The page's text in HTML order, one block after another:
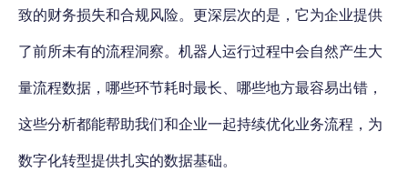
致的财务损失和合规风险。更深层次的是，它为企业提供
了前所未有的流程洞察。机器人运行过程中会自然产生大
量流程数据，哪些环节耗时最长、哪些地方最容易出错，
这些分析都能帮助我们和企业一起持续优化业务流程，为
数字化转型提供扎实的数据基础。